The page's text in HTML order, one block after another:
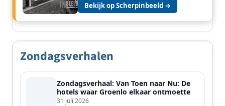
Bekijk op Scherpinbeeld →
Zondagsverhalen
Zondagsverhaal: Van Toen naar Nu: De
hotels waar Groenlo elkaar ontmoette
31 juli 2026